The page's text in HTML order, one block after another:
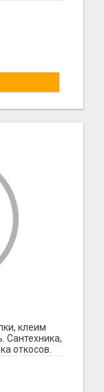
клеим
Сантехника,
откосов.